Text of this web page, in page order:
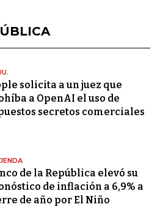
solicita a un juez que
a OpenAI el uso de
secretos comerciales
de la República elevó su
de inflación a 6,9% a
de año por El Niño